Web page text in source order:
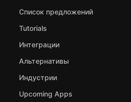
Список предложений
Tutorials
Интеграции
Альтернативы
Индустрии
Upcoming Apps